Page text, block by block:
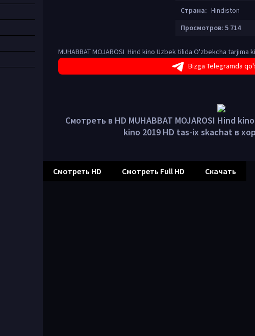
Страна: Hindiston
Просмотров: 5 714
MUHABBAT MOJAROSI Hind kino Uzbek tilida O'zbekcha tarjima
Bizga Telegramda
Смотреть в HD MUHABBAT MOJAROSI Hind
kino 2019 HD tas-ix skachat в
Смотреть HD Смотреть Full HD Скачать